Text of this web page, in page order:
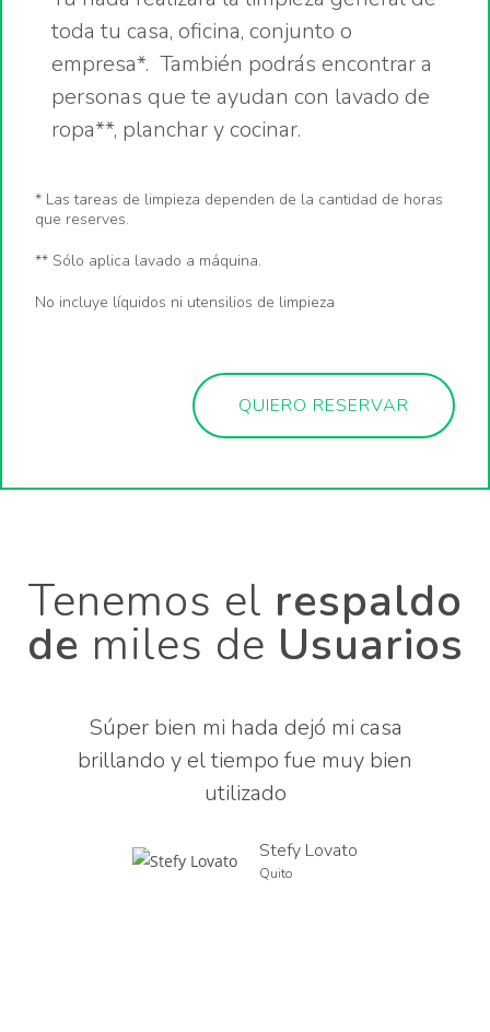
toda tu casa, oficina, conjunto o
empresa*. También podrás encontrar a
personas que te ayudan con lavado de
ropa**, planchar y cocinar.
* Las tareas de limpieza dependen de la cantidad de horas
que reserves.
** Sólo aplica lavado a máquina.
No incluye líquidos ni utensilios de limpieza
QUIERO RESERVAR
Tenemos el respaldo
de miles de Usuarios
Súper bien mi hada dejó mi casa
brillando y el tiempo fue muy bien
utilizado
Stefy Lovato
Quito